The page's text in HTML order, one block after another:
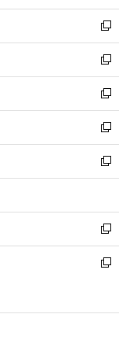
開
く
ウ
で
開
く
ン
ド
ウ
で
開
く
ウ
ィ
ン
ド
ウ
で
開
く
新
し
い
ウ
ィ
ン
ド
ウ
で
開
新
し
い
ウ
ィ
ン
ド
ウ
開
く
新
し
い
ウ
ィ
ン
ウ
で
開
く
新
し
い
ウ
ン
ド
ウ
で
新
し
ウ
ィ
ン
ド
開
新
し
い
ン
新
ウ